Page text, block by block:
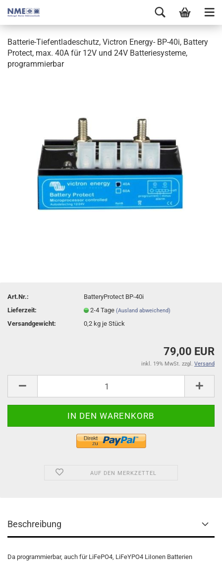
Batterie-Tiefentladeschutz, Victron Energy- BP-40i, Battery
Protect, max. 40A für 12V und 24V Batteriesysteme,
programmierbar
Art.Nr.:
BatteryProtect BP-40i
Lieferzeit:
2-4 Tage(Ausland abweichend)
Versandgewicht: 0,2 kg je Stück
79,00 EUR
inkl. 19% MwSt. zzgl. Versand
AUF DEN MERKZETTEL
Beschreibung
Da programmierbar, auch für LiFePO4, LiFeYPO4 LiIonen Batterien